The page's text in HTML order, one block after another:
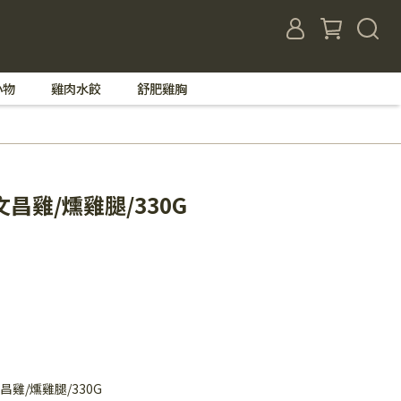
雞肉水餃 舒肥雞胸
昌雞/燻雞腿/330G
雞/燻雞腿/330G